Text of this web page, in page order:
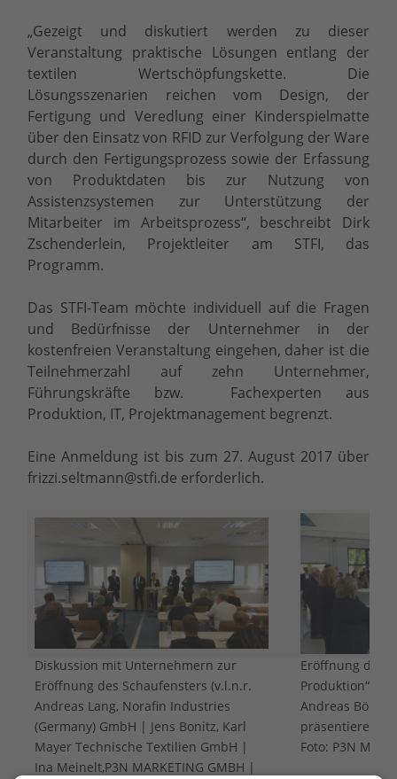
„Gezeigt und diskutiert werden zu dieser
Veranstaltung praktische Lösungen entlang der
textilen Wertschöpfungskette. Die
Lösungsszenarien reichen vom Design, der
Fertigung und Veredlung einer Kinderspielmatte
über den Einsatz von RFID zur Verfolgung der Ware
durch den Fertigungsprozess sowie der Erfassung
von Produktdaten bis zur Nutzung von
Assistenzsystemen zur Unterstützung der
Mitarbeiter im Arbeitsprozess“, beschreibt Dirk
Zschenderlein, Projektleiter am STFI, das
Programm.
Das STFI-Team möchte individuell auf die Fragen
und Bedürfnisse der Unternehmer in der
kostenfreien Veranstaltung eingehen, daher ist die
Teilnehmerzahl auf zehn Unternehmer,
Führungskräfte bzw. Fachexperten aus
Produktion, IT, Projektmanagement begrenzt.
Eine Anmeldung ist bis zum 27. August 2017 über
frizzi.seltmann@stfi.de erforderlich.
Diskussion mit Unternehmern zur
Eröffnung des Schaufensters (v.l.n.r.
Andreas Lang, Norafin Industries
(Germany) GmbH | Jens Bonitz, Karl
Mayer Technische Textilien GmbH |
Ina Meinelt,P3N MARKETING GMBH |
Eröffnung des
Produktion“
Andreas Böhm
präsentieren
Foto: P3N